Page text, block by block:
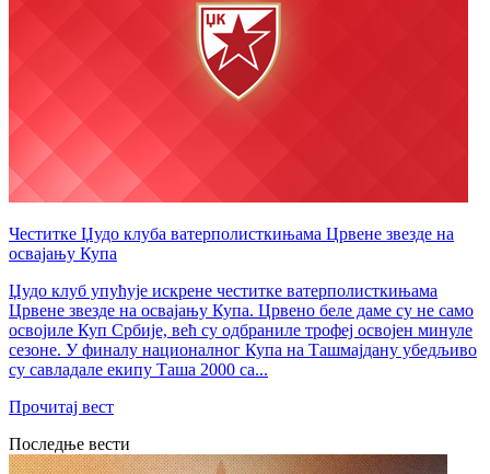
Честитке Џудо клуба ватерполисткињама Црвене звезде на
освајању Купа
Џудо клуб упућује искрене честитке ватерполисткињама
Црвене звезде на освајању Купа. Црвено беле даме су не само
освојиле Куп Србије, већ су одбраниле трофеј освојен минуле
сезоне. У финалу националног Купа на Ташмајдану убедљиво
су савладале екипу Таша 2000 са...
Прочитај вест
Последње вести